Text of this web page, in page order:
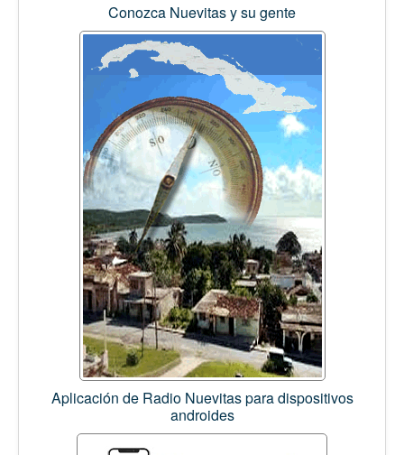
Conozca Nuevitas y su gente
Aplicación de Radio Nuevitas para dispositivos
androides